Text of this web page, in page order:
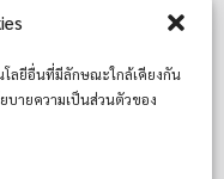
โลยีอื่นที่มีลักษณะใกล้เคียงกัน
บายความเป็นส่วนตัวของ